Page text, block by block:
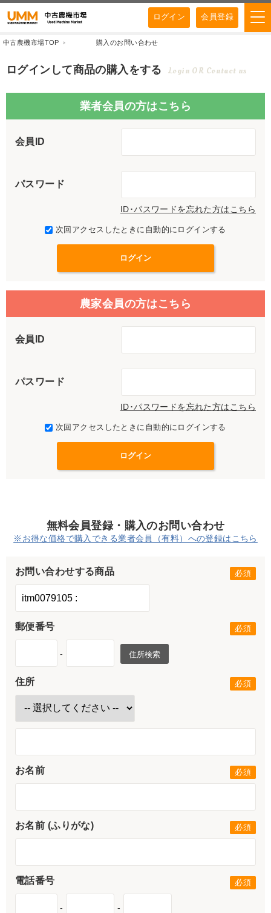
ログイン 会員登録
中古農機市場TOP 購入のお問い合わせ
ログインして商品の購入をする Login OR Contact us
業者会員の方はこちら
会員ID
パスワード
ID･パスワードを忘れた方はこちら
次回アクセスしたときに自動的にログインする
農家会員の方はこちら
会員ID
パスワード
ID･パスワードを忘れた方はこちら
次回アクセスしたときに自動的にログインする
無料会員登録・購入のお問い合わせ
※お得な価格で購入できる業者会員（有料）への登録はこちら
お問い合わせする商品
郵便番号
- 住所検索
住所
お名前
お名前 (ふりがな)
電話番号
- -